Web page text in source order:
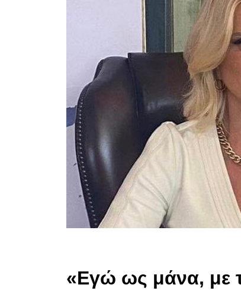
«Εγώ ως μάνα, με